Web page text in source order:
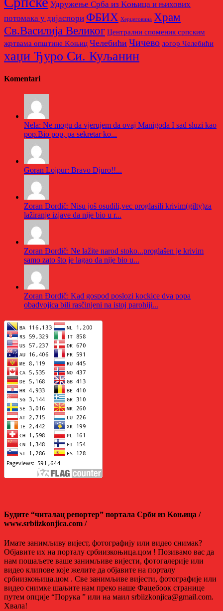
Удружење Срба из Kоњица и њихових
потомака у дијаспори ФБИХ Херцеговина Храм
Св.Василија Великог Централни споменик српским
жртвама општине Kоњиц Челебићи Чичево логор Челебићи
хаџи Ђуро Си. Куљанин
Komentari
Nela: Ne mogu da vjerujem da ovaj Manigoda I sad sluzi kao
pop.Bio pop, pa sekretar ko...
Goran Lojpur: Bravo Djuro!!...
Zoran Đordič: Nisu još osudili,vec proglasili krivim(gilty)za
lažiranje izjave da nije bio u r...
Zoran Đordič: Ne lažite narod stoko...proglašen je krivim
samo zato što je lagao da nije bio u...
Zoran Đordič: Kad gospod poslozi kockice dva popa
obadvojica bili rasčinjeni na istoj parohiji...
Будите “читалац репортер” портала Срби из Kоњица /
www.srbiizkonjica.com /
Имате занимљиву вијест, фотографију или видео снимак?
Објавите их на порталу србиизкоњица.цом ! Позивамо вас да
нам пошаљете ваше занимљиве вијести, фотогалерије или
видео клипове које желите да објавите на порталу
србиизкоњица.цом . Све занимљиве вијести, фотографије или
видео снимке шаљите нам преко наше Фацебоок странице
путем опције “Порука ” или на маил srbiizkonjica@gmail.com.
Хвала!